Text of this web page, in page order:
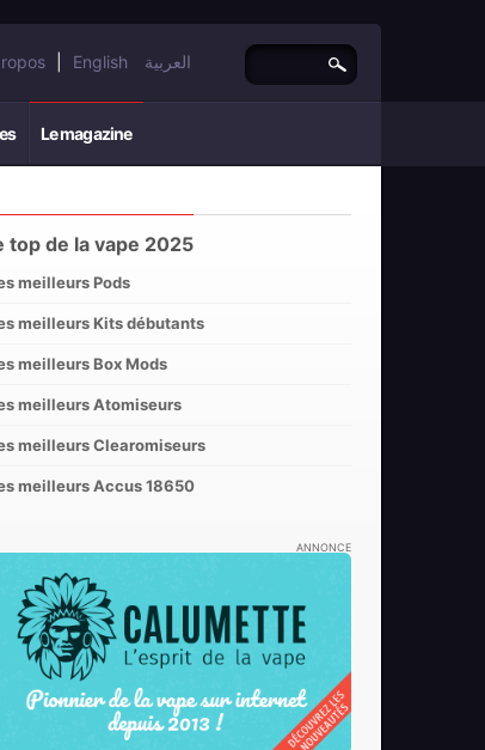
English العربية
Le magazine
top de la vape 2025
meilleurs Pods
meilleurs Kits débutants
meilleurs Box Mods
meilleurs Atomiseurs
meilleurs Clearomiseurs
meilleurs Accus 18650
ANNONCE